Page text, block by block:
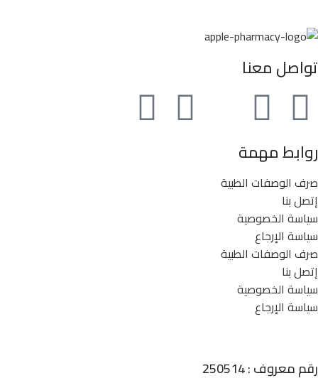
تواصل معنا
روابط مهمة
صرف الوصفات الطبية
إتصل بنا
سياسة الخصوصية
سياسة الإرجاع
صرف الوصفات الطبية
إتصل بنا
سياسة الخصوصية
سياسة الإرجاع
رقم معروف : 250514